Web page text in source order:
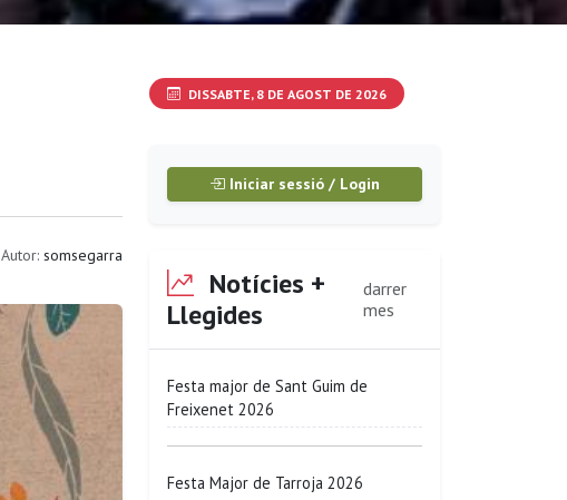
Autor: somsegarra
DISSABTE, 8 DE AGOST DE 2026
Iniciar sessió / Login
Notícies +
Llegides
darrer
mes
Festa major de Sant Guim de
Freixenet 2026
Festa Major de Tarroja 2026